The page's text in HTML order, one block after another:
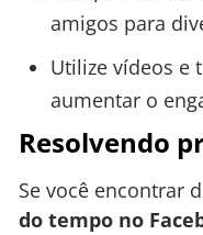
amigos para
Utilize vídeos e
aumentar o
Resolvendo
Se você encontrar
do tempo no